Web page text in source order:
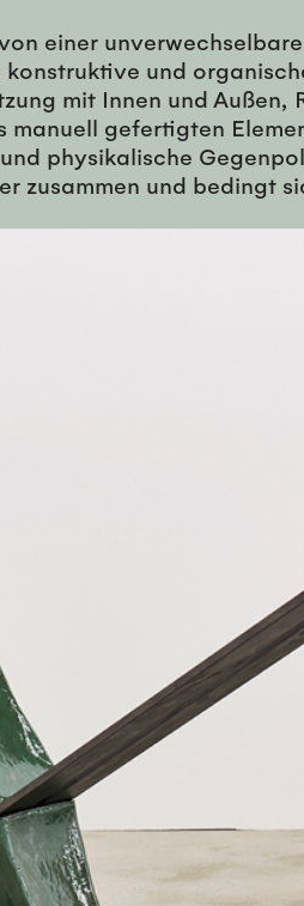
einer
und
mit Innen und Außen,
gefertigten
physikalische
zusammen und bedingt